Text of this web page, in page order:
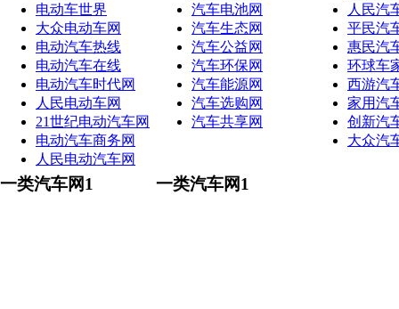
电动车世界
大众电动车网
电动汽车热线
电动汽车在线
电动汽车时代网
人民电动车网
21世纪电动汽车网
电动汽车商务网
人民电动汽车网
汽车电池网
汽车生态网
汽车公益网
汽车环保网
汽车能源网
汽车选购网
汽车共享网
人民汽
平民汽
惠民汽
环球车
西游汽
家用汽
创新汽
大众汽
一类汽车网1 一类汽车网1